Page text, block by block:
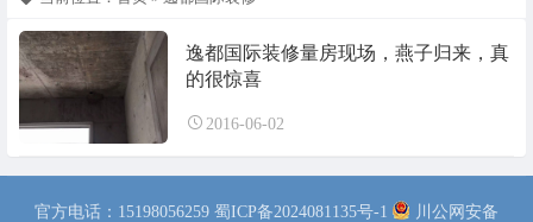
逸都国际装修量房现场，燕子归来，真
的很惊喜
2016-06-02
官方电话：15198056259 蜀ICP备2024081135号-1
川公网安备